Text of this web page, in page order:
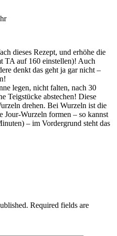
dieses Rezept, und erhöhe die
TA auf 160 einstellen)! Auch
denkt das geht ja gar nicht –
legen, nicht falten, nach 30
Teigstücke abstechen! Diese
drehen. Bei Wurzeln ist die
Jour-Wurzeln formen – so kannst
– im Vordergrund steht das
Required fields are